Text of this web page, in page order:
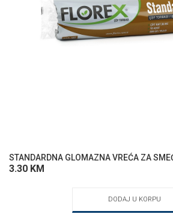
STANDARDNA GLOMAZNA VREĆA ZA
3.30 KM
DODAJ U KORPU